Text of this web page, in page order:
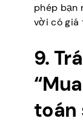
phép bạn
vời có giá
9.
toán